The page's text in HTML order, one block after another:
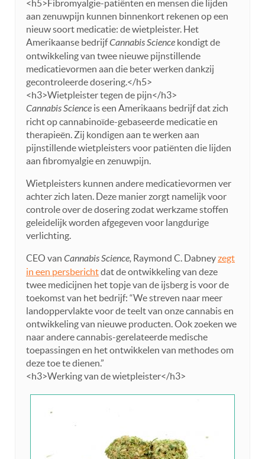
<h5>Fibromyalgie-patiënten en mensen die lijden
aan zenuwpijn kunnen binnenkort rekenen op een
nieuw soort medicatie: de wietpleister. Het
Amerikaanse bedrijfCannabis Science kondigt de
ontwikkeling van twee nieuwe pijnstillende
medicatievormen aan die beter werken dankzij
gecontroleerde dosering.</h5>
<h3>Wietpleister tegen de pijn</h3>
Cannabis Science is een Amerikaans bedrijf dat zich
richt op cannabinoïde-gebaseerde medicatie en
therapieën. Zij kondigen aan te werken aan
pijnstillende wietpleisters voor patiënten die lijden
aan fibromyalgie en zenuwpijn.
Wietpleisters kunnen andere medicatievormen ver
achter zich laten. Deze manier zorgt namelijk voor
controle over de dosering zodat werkzame stoffen
geleidelijk worden afgegeven voor langdurige
verlichting.
CEO van Cannabis Science, Raymond C. Dabneyzegt
in een persberichtdat de ontwikkeling van deze
twee medicijnen het topje van de ijsberg is voor de
toekomst van het bedrijf: “We streven naar meer
landoppervlakte voor de teelt van onze cannabis en
ontwikkeling van nieuwe producten. Ook zoeken we
naar andere cannabis-gerelateerde medische
toepassingen en het ontwikkelen van methodes om
deze toe te dienen.”
<h3>Werking van de wietpleister</h3>